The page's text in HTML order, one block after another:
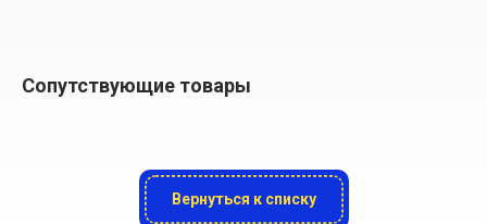
Сопутствующие товары
Вернуться к списку